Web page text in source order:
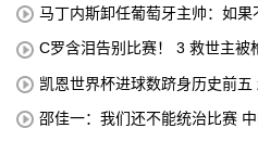
马丁内斯卸任葡萄牙主帅：如
C罗含泪告别比赛！ 3 救世主被
凯恩世界杯进球数跻身历史前
邵佳一：我们还不能统治比赛